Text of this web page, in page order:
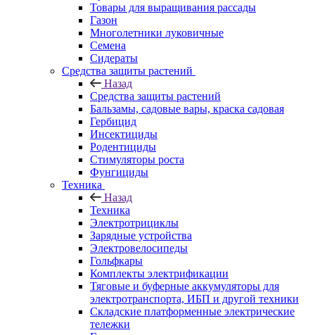
Товары для выращивания рассады
Газон
Многолетники луковичные
Семена
Сидераты
Средства защиты растений
Назад
Средства защиты растений
Бальзамы, садовые вары, краска садовая
Гербицид
Инсектициды
Родентициды
Стимуляторы роста
Фунгициды
Техника
Назад
Техника
Электротрициклы
Зарядные устройства
Электровелосипеды
Гольфкары
Комплекты электрификации
Тяговые и буферные аккумуляторы для
электротранспорта, ИБП и другой техники
Складские платформенные электрические
тележки